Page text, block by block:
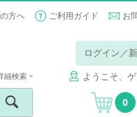
方へ ご利用ガイド お
ログイン／
ようこそ、
細検索
0